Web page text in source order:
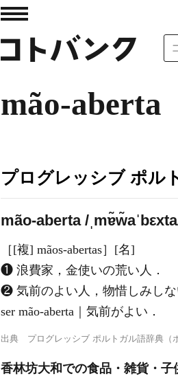
mão-aberta
プログレッシブ ポル
mão-aberta /
［[複] mãos-abertas］[名]
❶ 浪費家，金使いの荒い人．
❷ 気前のよい人，物惜しみしな
ser mão-aberta｜気前がよい．
出典 プログレッシブ ポルトガル語辞典（
香林坊大和での食品・雑貨・